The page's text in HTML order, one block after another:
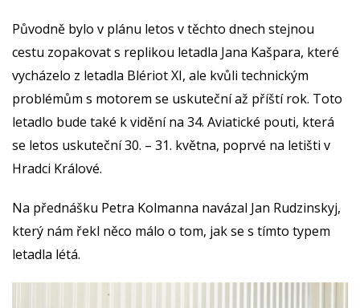
Původně bylo v plánu letos v těchto dnech stejnou
cestu zopakovat s replikou letadla Jana Kašpara, které
vycházelo z letadla Blériot XI, ale kvůli technickým
problémům s motorem se uskuteční až příští rok. Toto
letadlo bude také k vidění na 34. Aviatické pouti, která
se letos uskuteční 30. – 31. května, poprvé na letišti v
Hradci Králové.
Na přednášku Petra Kolmanna navázal Jan Rudzinskyj,
který nám řekl něco málo o tom, jak se s tímto typem
letadla létá.